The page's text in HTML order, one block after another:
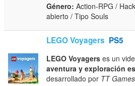
Género: Action-RPG /
abierto / Tipo Souls
LEGO Voyagers PS5
LEGO Voyagers es un
aventura y exploración
desarrollado por TT Games